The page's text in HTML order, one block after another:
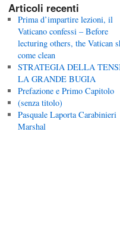
Articoli recenti
Prima d’impartire lezioni, il
Vaticano confessi – Before
lecturing others, the Vatican
come clean
STRATEGIA DELLA
LA GRANDE BUGIA
Prefazione e Primo Capitolo
(senza titolo)
Pasquale Laporta Carabinieri
Marshal